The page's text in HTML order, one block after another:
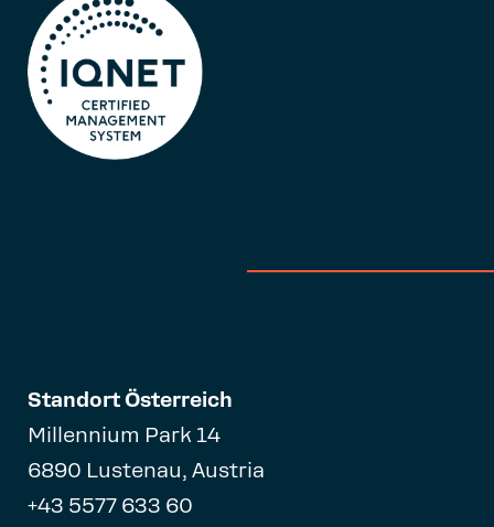
Standort Österreich
Millennium Park 14
6890 Lustenau, Austria
+43 5577 633 60